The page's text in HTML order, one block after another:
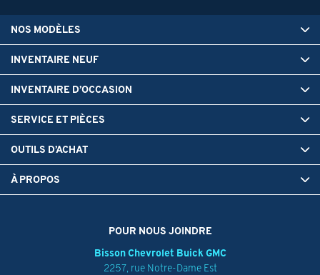
POUR NOUS JOINDRE
Bisson Chevrolet Buick GMC
2257, rue Notre-Dame Est
NOS MODÈLES
INVENTAIRE NEUF
INVENTAIRE D’OCCASION
SERVICE ET PIÈCES
OUTILS D’ACHAT
À PROPOS